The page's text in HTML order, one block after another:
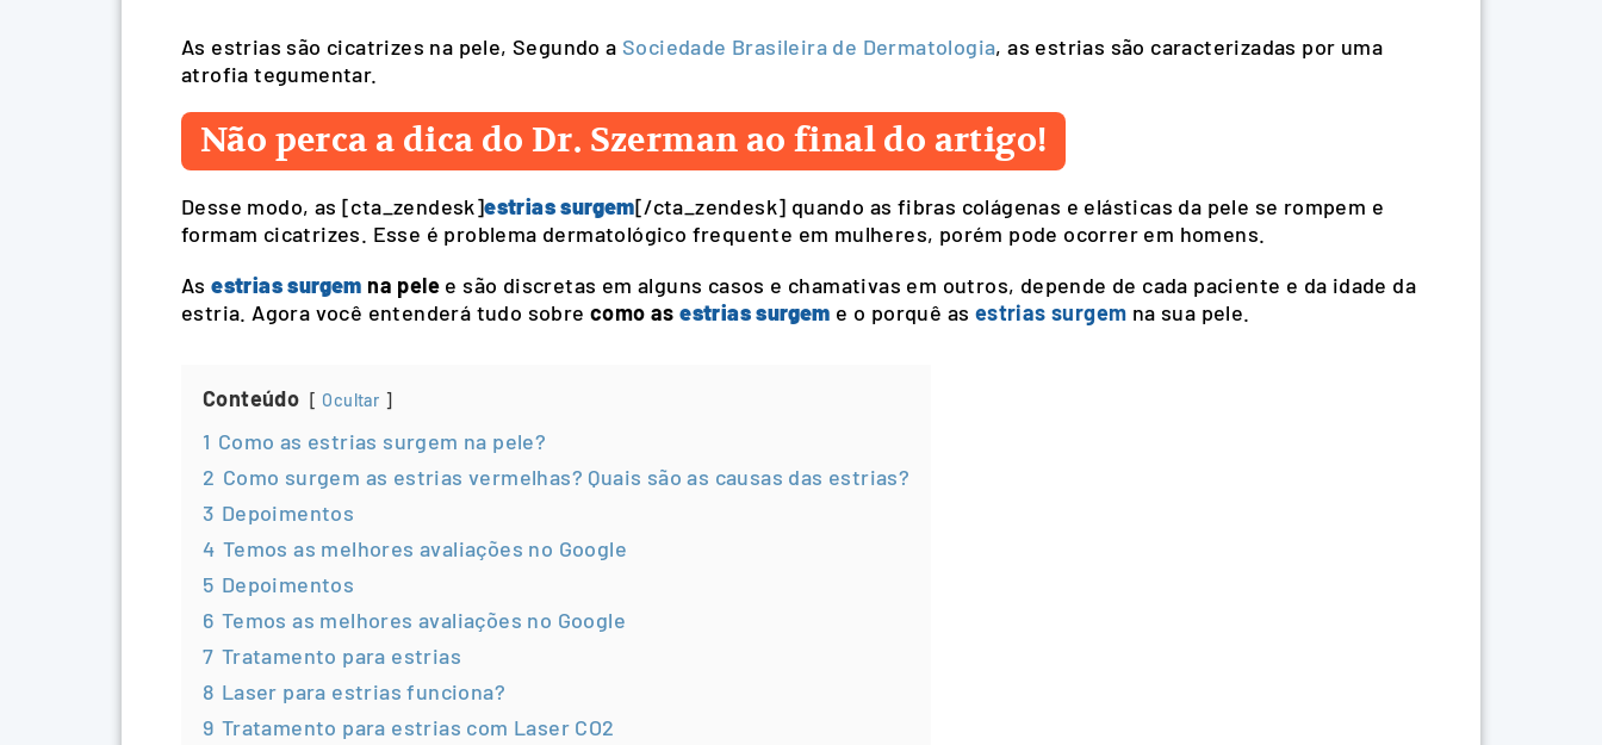
As estrias são cicatrizes na pele, Segundo a Sociedade Brasileira de Dermatologia, as estrias são caracterizadas por uma
atrofia tegumentar.
Não perca a dica do Dr. Szerman ao final do artigo!
Desse modo, as [cta_zendesk]estrias surgem[/cta_zendesk] quando as fibras colágenas e elásticas da pele se rompem e
formam cicatrizes. Esse é problema dermatológico frequente em mulheres, porém pode ocorrer em homens.
As estrias surgem na pele e são discretas em alguns casos e chamativas em outros, depende de cada paciente e da idade da
estria. Agora você entenderá tudo sobre como asestrias surgem e o porquê as estrias surgem na sua pele.
Conteúdo Ocultar
1 Como as estrias surgem na pele?
2 Como surgem as estrias vermelhas? Quais são as causas das estrias?
3 Depoimentos
4 Temos as melhores avaliações no Google
5 Depoimentos
6 Temos as melhores avaliações no Google
7 Tratamento para estrias
8 Laser para estrias funciona?
9 Tratamento para estrias com Laser CO2